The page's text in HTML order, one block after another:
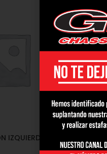
IZQUIERDA NISSAN